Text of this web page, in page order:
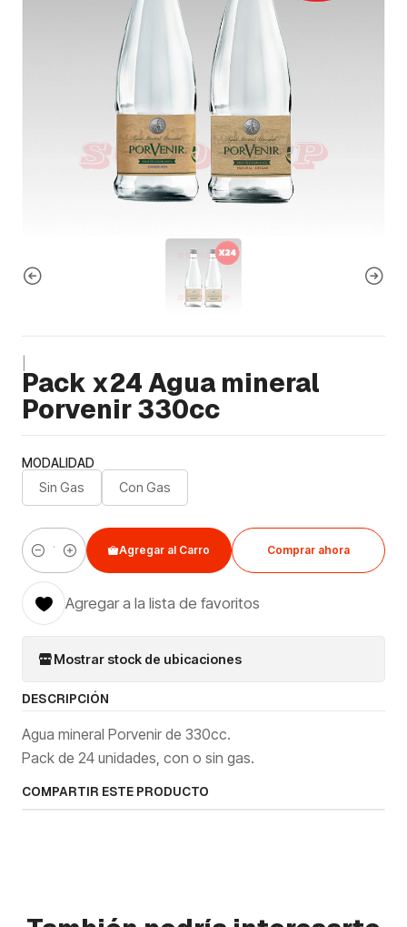
Pack x24 Agua mineral
Porvenir 330cc
MODALIDAD
Sin Gas Con Gas
Cantidad
Agregar al Carro Comprar ahora
Agregar a la lista de favoritos
Mostrar stock de ubicaciones
DESCRIPCIÓN
Agua mineral Porvenir de 330cc.
Pack de 24 unidades, con o sin gas.
COMPARTIR ESTE PRODUCTO